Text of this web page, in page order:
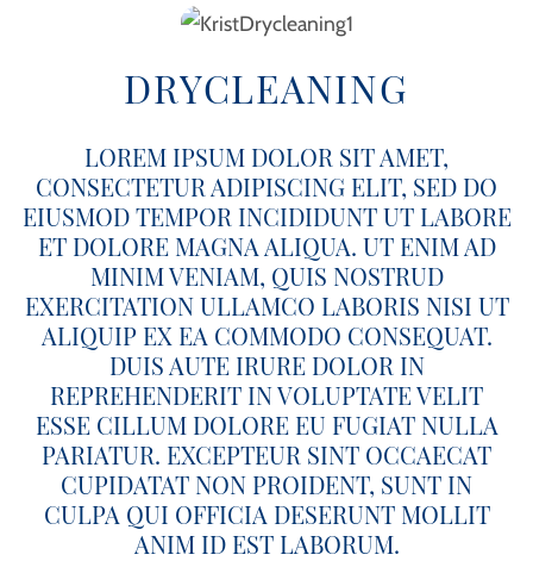
DRYCLEANING
LOREM IPSUM DOLOR SIT AMET,
CONSECTETUR ADIPISCING ELIT, SED DO
EIUSMOD TEMPOR INCIDIDUNT UT LABORE
ET DOLORE MAGNA ALIQUA. UT ENIM AD
MINIM VENIAM, QUIS NOSTRUD
EXERCITATION ULLAMCO LABORIS NISI UT
ALIQUIP EX EA COMMODO CONSEQUAT.
DUIS AUTE IRURE DOLOR IN
REPREHENDERIT IN VOLUPTATE VELIT
ESSE CILLUM DOLORE EU FUGIAT NULLA
PARIATUR. EXCEPTEUR SINT OCCAECAT
CUPIDATAT NON PROIDENT, SUNT IN
CULPA QUI OFFICIA DESERUNT MOLLIT
ANIM ID EST LABORUM.